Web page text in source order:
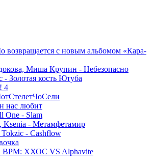
возвращается с новым альбомом «Кара-
Миша Крупин - Небезопасно
Золотая кость Ютуба
4
нас любит
One - Slam
Ksenia - Метамфетамир
Tokzic - Cashflow
BPM: ХХОС VS Alphavite